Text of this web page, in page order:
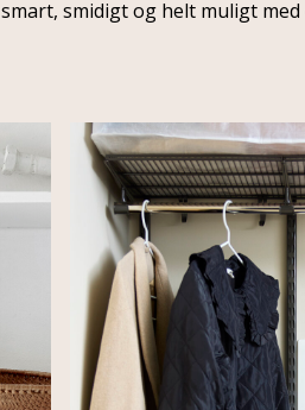
smart, smidigt og helt muligt